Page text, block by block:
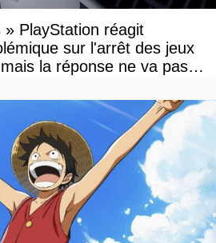
PlayStation réagit
sur l'arrêt des jeux
la réponse ne va pas